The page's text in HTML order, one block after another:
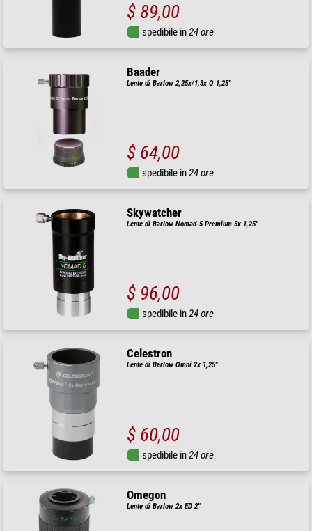
$ 89,00
spedibile in24 ore
Baader
Lente di Barlow 2,25x/1,3x Q 1,25"
$ 64,00
spedibile in24 ore
Skywatcher
Lente di Barlow Nomad-5 Premium 5x 1,25"
$ 96,00
spedibile in24 ore
Celestron
Lente di Barlow Omni 2x 1,25"
$ 60,00
spedibile in24 ore
Omegon
Lente di Barlow 2x ED 2"